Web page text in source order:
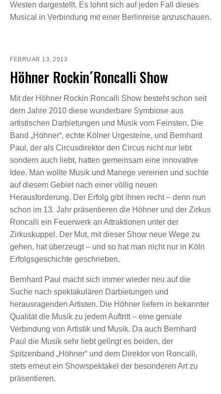
Westen dargestellt. Es lohnt sich auf jeden Fall dieses
Musical in Verbindung mit einer Berlinreise anzuschauen.
FEBRUAR 13, 2013
Höhner Rockin´Roncalli Show
Mit der Höhner Rockin Roncalli Show besteht schon seit
dem Jahre 2010 diese wunderbare Symbiose aus
artistischen Darbietungen und Musik vom Feinsten. Die
Band „Höhner“, echte Kölner Urgesteine, und Bernhard
Paul, der als Circusdirektor den Circus nicht nur lebt
sondern auch liebt, hatten gemeinsam eine innovative
Idee. Man wollte Musik und Manege vereinen und suchte
auf diesem Gebiet nach einer völlig neuen
Herausforderung. Der Erfolg gibt ihnen recht – denn nun
schon im 13. Jahr präsentieren die Höhner und der Zirkus
Roncalli ein Feuerwerk an Attraktionen unter der
Zirkuskuppel. Der Mut, mit dieser Show neue Wege zu
gehen, hat überzeugt – und so hat man nicht nur in Köln
Erfolgsgeschichte geschrieben.
Bernhard Paul macht sich immer wieder neu auf die
Suche nach spektakulären Darbietungen und
herausragenden Artisten. Die Höhner liefern in bekannter
Qualität die Musik zu jedem Auftritt – eine geniale
Verbindung von Artistik und Musik. Da auch Bernhard
Paul die Musik sehr liebt gelingt es beiden, der
Spitzenband „Höhner“ und dem Direktor von Roncalli,
stets erneut ein Showspektakel der besonderen Art zu
präsentieren.